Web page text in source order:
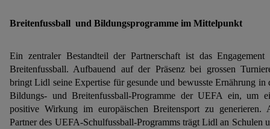
Breitenfussball und Bildungsprogramme im Mittelpunkt
Ein zentraler Bestandteil der Partnerschaft ist das Engagement
Breitenfussball. Aufbauend auf der Präsenz bei grossen
bringt Lidl seine Expertise für gesunde und bewusste Ernährung in
Bildungs- und Breitenfussball-Programme der UEFA ein, um
positive Wirkung im europäischen Breitensport zu generieren.
Partner des UEFA-Schulfussball-Programms trägt Lidl an Schulen